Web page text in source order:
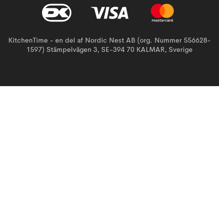
KitchenTime - en del af Nordic Nest AB (org. Nummer 556628-
1597) Stämpelvägen 3, SE-394 70 KALMAR, Sverige